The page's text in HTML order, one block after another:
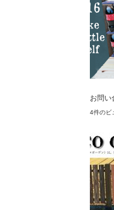
お問い
4件のビ